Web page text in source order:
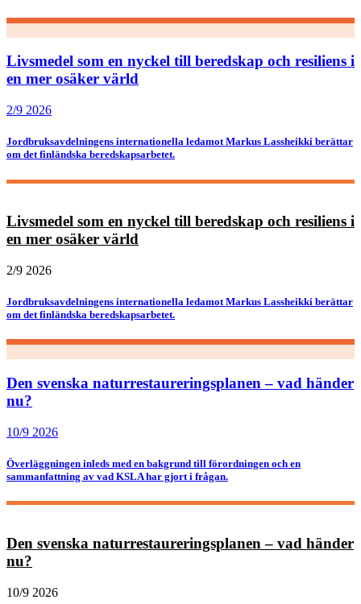
Livsmedel som en nyckel till beredskap och resiliens i
en mer osäker värld
2/9 2026
Jordbruksavdelningens internationella ledamot Markus Lassheikki berättar
om det finländska beredskapsarbetet.
Livsmedel som en nyckel till beredskap och resiliens i
en mer osäker värld
2/9 2026
Jordbruksavdelningens internationella ledamot Markus Lassheikki berättar
om det finländska beredskapsarbetet.
Den svenska naturrestaureringsplanen – vad händer
nu?
10/9 2026
Överläggningen inleds med en bakgrund till förordningen och en
sammanfattning av vad KSLA har gjort i frågan.
Den svenska naturrestaureringsplanen – vad händer
nu?
10/9 2026